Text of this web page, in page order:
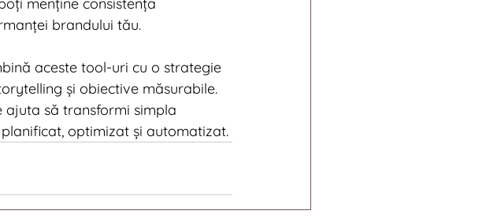
brandului tău.
aceste tool-uri cu o strategie
și obiective măsurabile.
să transformi simpla
planificat, optimizat și automatizat.